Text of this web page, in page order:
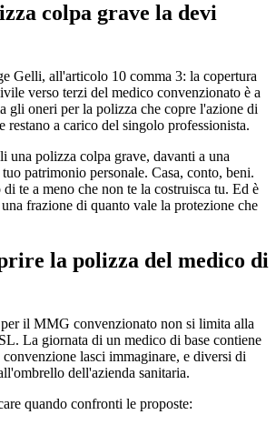
colpa grave la devi
Gelli, all'articolo 10 comma 3: la copertura
verso terzi del medico convenzionato è a
gli oneri per la polizza che copre l'azione di
restano a carico del singolo professionista.
una polizza colpa grave, davanti a una
patrimonio personale. Casa, conto, beni.
te a meno che non te la costruisca tu. Ed è
frazione di quanto vale la protezione che
la polizza del medico di
il MMG convenzionato non si limita alla
La giornata di un medico di base contiene
lasci immaginare, e diversi di
dell'azienda sanitaria.
quando confronti le proposte: